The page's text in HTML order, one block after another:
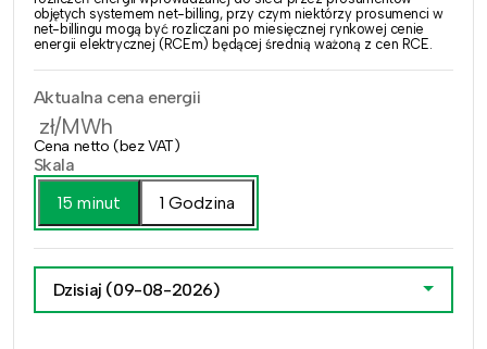
objętych systemem net-billing, przy czym niektórzy prosumenci w
net-billingu mogą być rozliczani po miesięcznej rynkowej cenie
energii elektrycznej (RCEm) będącej średnią ważoną z cen RCE.
Aktualna cena energii
zł/MWh
Cena netto (bez VAT)
Skala
15 minut
1 Godzina
Dzisiaj (09-08-2026)